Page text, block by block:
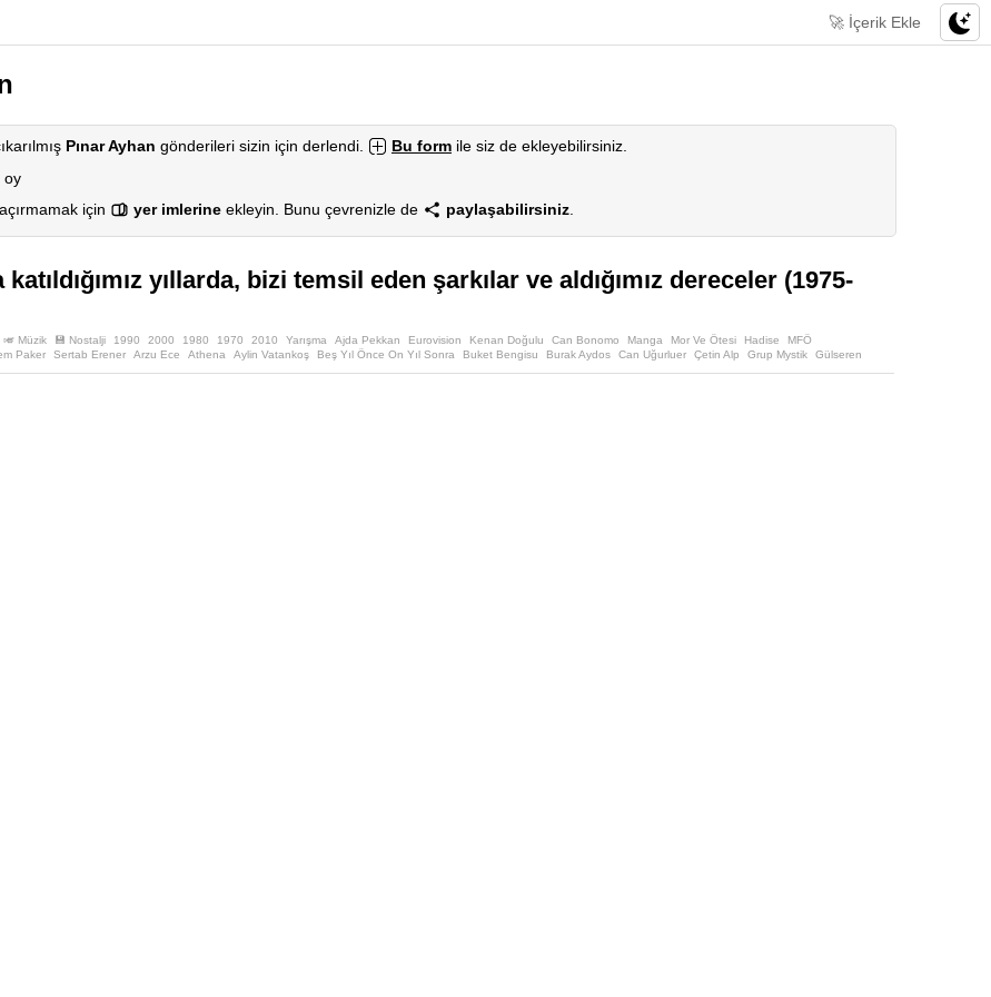
🚀 İçerik Ekle
Pınar Ayhan gönderileri sizin için derlendi. Bu form ile siz de ekleyebilirsiniz.
oy
için
yer imlerine ekleyin. Bunu çevrenizle de paylaşabilirsiniz
yıllarda, bizi temsil eden şarkılar ve aldığımız dereceler (1975-
🎺 Müzik 💾 Nostalji 1990 2000 1980 1970 2010 Yarışma Ajda Pekkan Eurovision Kenan Doğulu Can Bonomo Manga Mor Ve Ötesi Hadise
MFÖ
Paker Sertab Erener Arzu Ece Athena Aylin Vatankoş Beş Yıl Önce On Yıl Sonra Buket Bengisu Burak Aydos Can Uğurluer Çetin Alp Grup Mystik
Gülseren